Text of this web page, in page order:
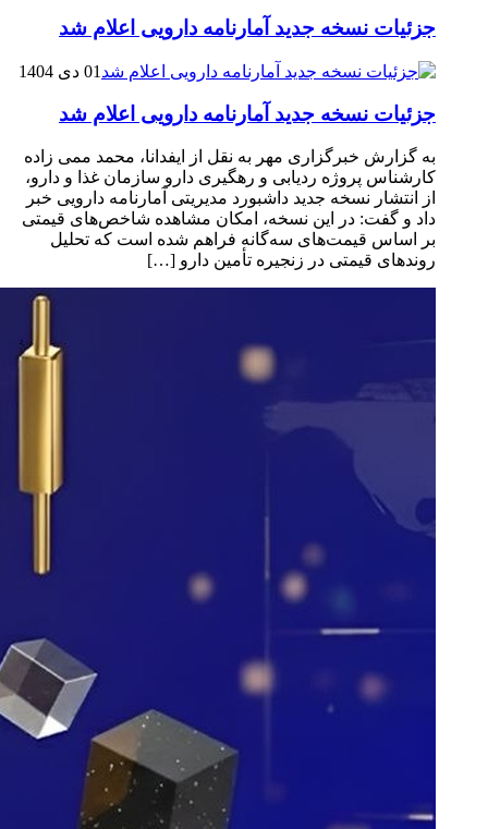
جزئیات نسخه جدید آمارنامه دارویی اعلام شد
01 دی 1404
جزئیات نسخه جدید آمارنامه دارویی اعلام شد
به گزارش خبرگزاری مهر به نقل از ایفدانا، محمد ممی زاده
کارشناس پروژه ردیابی و رهگیری دارو سازمان غذا و دارو،
از انتشار نسخه جدید داشبورد مدیریتی آمارنامه دارویی خبر
داد و گفت: در این نسخه، امکان مشاهده شاخص‌های قیمتی
بر اساس قیمت‌های سه‌گانه فراهم شده است که تحلیل
روندهای قیمتی در زنجیره تأمین دارو […]